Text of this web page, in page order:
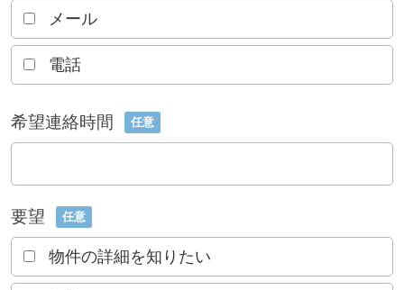
メール
電話
希望連絡時間 任意
要望 任意
物件の詳細を知りたい